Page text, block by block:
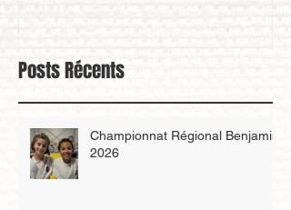
Posts Récents
Championnat Régional Benjamin
2026